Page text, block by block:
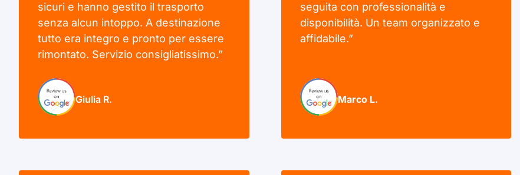
sicuri e hanno gestito il trasporto
senza alcun intoppo. A destinazione
tutto era integro e pronto per essere
rimontato. Servizio consigliatissimo.”
Giulia R.
seguita con professionalità e
disponibilità. Un team organizzato e
affidabile.”
Marco L.